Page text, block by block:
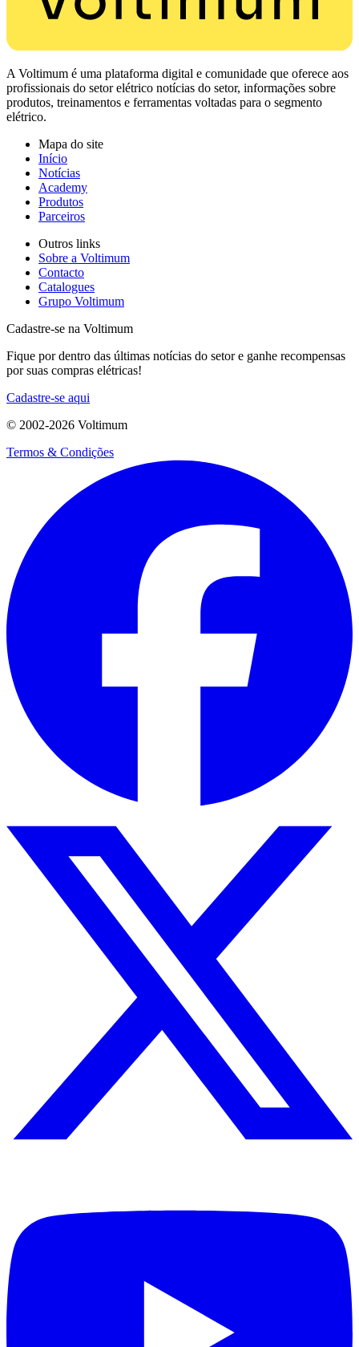
A Voltimum é uma plataforma digital e comunidade que oferece aos
profissionais do setor elétrico notícias do setor, informações sobre
produtos, treinamentos e ferramentas voltadas para o segmento
elétrico.
Mapa do site
Início
Notícias
Academy
Produtos
Parceiros
Outros links
Sobre a Voltimum
Contacto
Catalogues
Grupo Voltimum
Cadastre-se na Voltimum
Fique por dentro das últimas notícias do setor e ganhe recompensas
por suas compras elétricas!
Cadastre-se aqui
© 2002-2026 Voltimum
Termos & Condições